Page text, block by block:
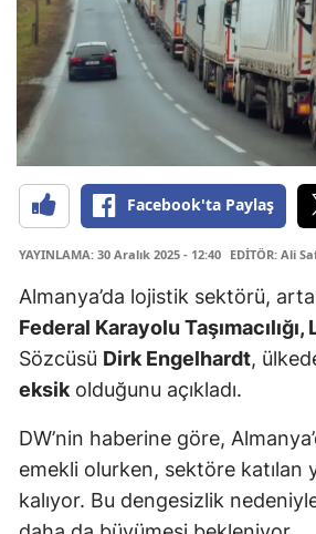
Facebook'ta Paylaş
YAYINLAMA: 30 Aralık 2025 - 12:40 EDİTÖR: Ali
Almanya’da lojistik sektörü,
Federal Karayolu
Sözcüsü Dirk Engelhardt,
eksik olduğunu açıkladı.
DW’nin haberine göre,
emekli olurken, sektöre katılan
kalıyor. Bu dengesizlik